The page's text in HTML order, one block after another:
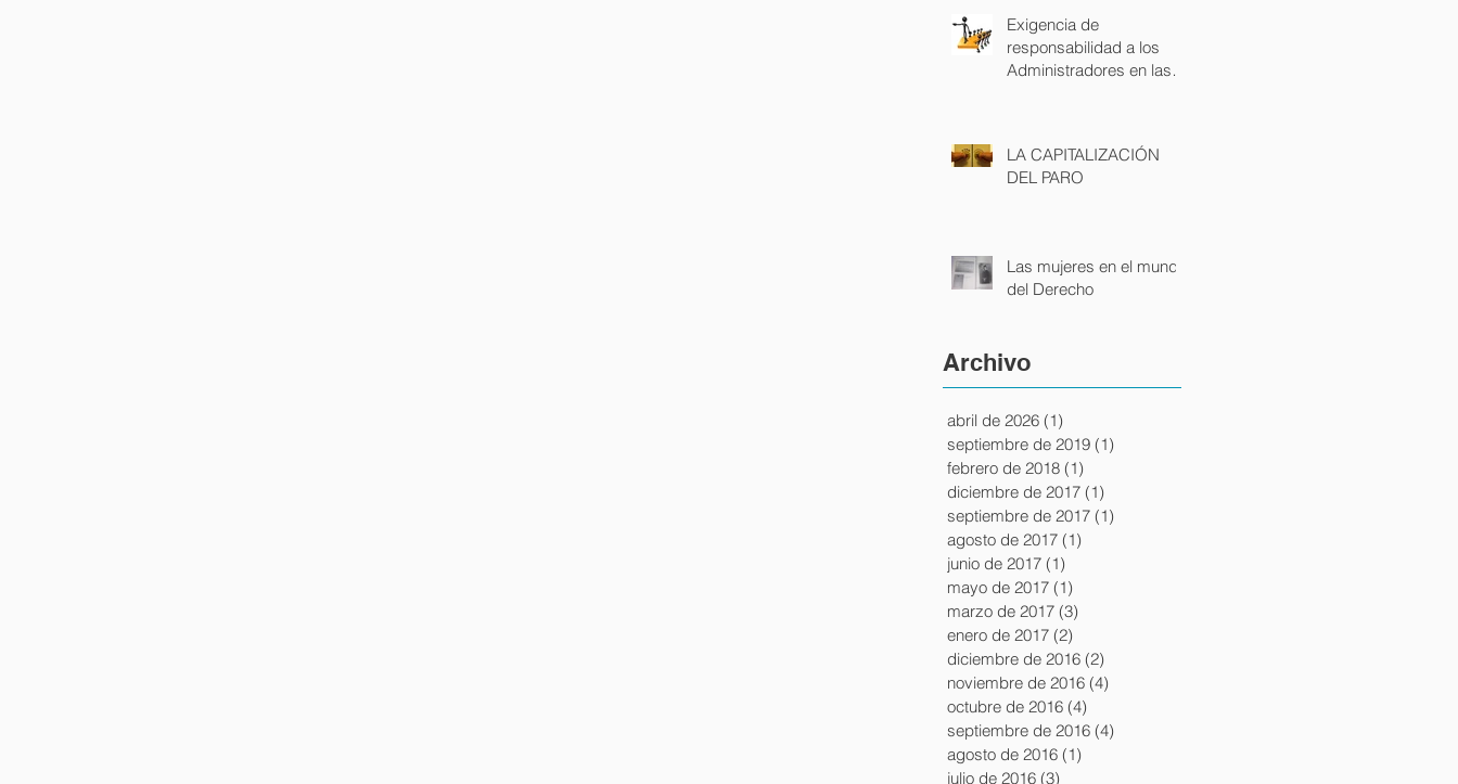
Exigencia de
responsabilidad a los
Administradores en las
LA CAPITALIZACIÓN
DEL PARO
Las mujeres en el mundo
del Derecho
Archivo
abril de 2026 (1)
septiembre de 2019 (1)
febrero de 2018 (1)
diciembre de 2017 (1)
septiembre de 2017 (1)
agosto de 2017 (1)
junio de 2017 (1)
mayo de 2017 (1)
marzo de 2017 (3)
enero de 2017 (2)
diciembre de 2016 (2)
noviembre de 2016 (4)
octubre de 2016 (4)
septiembre de 2016 (4)
agosto de 2016 (1)
julio de 2016 (3)